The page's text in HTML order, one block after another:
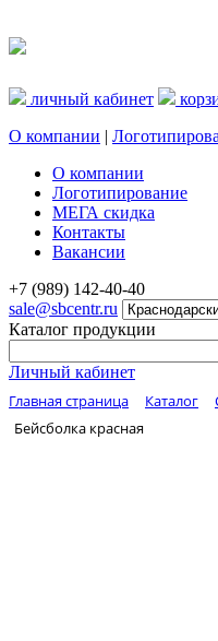
личный кабинет
О компании |
О компании
Логотипирование
МЕГА скидка
Контакты
Вакансии
+7 (989) 142-40-40
sale@sbcentr.ru
Каталог продукции
Личный кабинет
Главная страница Каталог
Бейсболка красная